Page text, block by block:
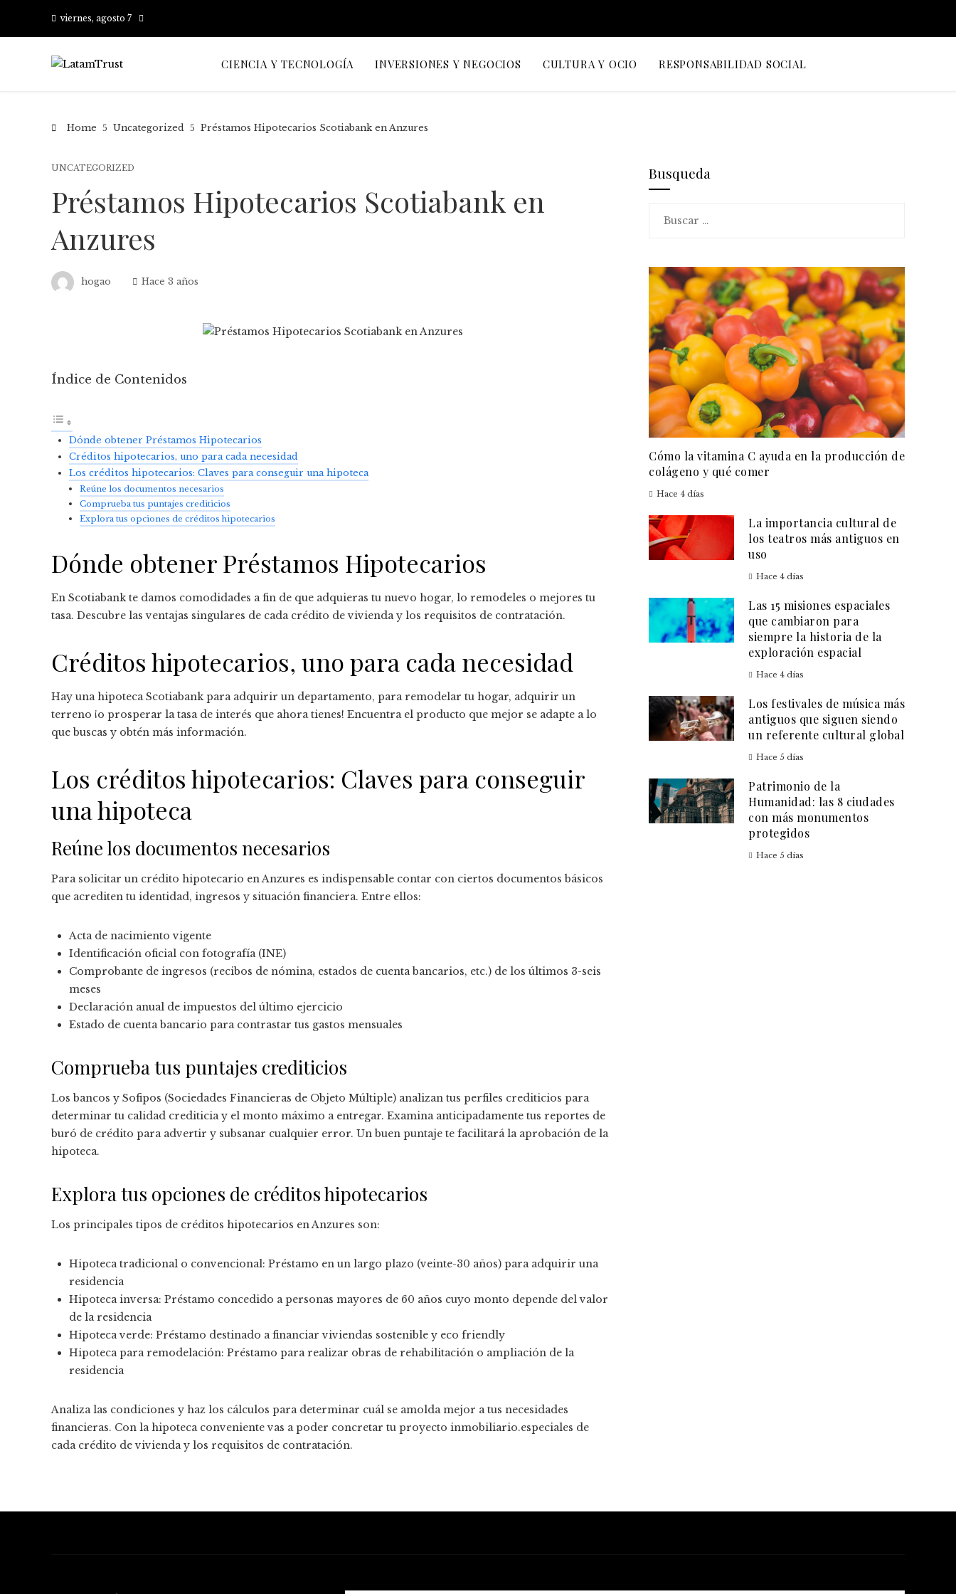
viernes, agosto 7
CIENCIA Y TECNOLOGÍA INVERSIONES Y NEGOCIOS CULTURA Y OCIO RESPONSABILIDAD SOCIAL
Home Uncategorized Préstamos Hipotecarios Scotiabank en Anzures
UNCATEGORIZED
Préstamos Hipotecarios Scotiabank en
Anzures
hogao Hace 3 años
Índice de Contenidos
Dónde obtener Préstamos Hipotecarios
Créditos hipotecarios, uno para cada necesidad
Los créditos hipotecarios: Claves para conseguir una hipoteca
Reúne los documentos necesarios
Comprueba tus puntajes crediticios
Explora tus opciones de créditos hipotecarios
Dónde obtener Préstamos Hipotecarios
En Scotiabank te damos comodidades a fin de que adquieras tu nuevo hogar, lo remodeles o mejores tu
tasa. Descubre las ventajas singulares de cada crédito de vivienda y los requisitos de contratación.
Créditos hipotecarios, uno para cada necesidad
Hay una hipoteca Scotiabank para adquirir un departamento, para remodelar tu hogar, adquirir un
terreno ¡o prosperar la tasa de interés que ahora tienes! Encuentra el producto que mejor se adapte a lo
que buscas y obtén más información.
Los créditos hipotecarios: Claves para conseguir
una hipoteca
Reúne los documentos necesarios
Para solicitar un crédito hipotecario en Anzures es indispensable contar con ciertos documentos básicos
que acrediten tu identidad, ingresos y situación financiera. Entre ellos:
Acta de nacimiento vigente
Identificación oficial con fotografía (INE)
Comprobante de ingresos (recibos de nómina, estados de cuenta bancarios, etc.) de los últimos 3-seis
meses
Declaración anual de impuestos del último ejercicio
Estado de cuenta bancario para contrastar tus gastos mensuales
Comprueba tus puntajes crediticios
Los bancos y Sofipos (Sociedades Financieras de Objeto Múltiple) analizan tus perfiles crediticios para
determinar tu calidad crediticia y el monto máximo a entregar. Examina anticipadamente tus reportes de
buró de crédito para advertir y subsanar cualquier error. Un buen puntaje te facilitará la aprobación de la
hipoteca.
Explora tus opciones de créditos hipotecarios
Los principales tipos de créditos hipotecarios en Anzures son:
Hipoteca tradicional o convencional: Préstamo en un largo plazo (veinte-30 años) para adquirir una
residencia
Hipoteca inversa: Préstamo concedido a personas mayores de 60 años cuyo monto depende del valor
de la residencia
Hipoteca verde: Préstamo destinado a financiar viviendas sostenible y eco friendly
Hipoteca para remodelación: Préstamo para realizar obras de rehabilitación o ampliación de la
residencia
Analiza las condiciones y haz los cálculos para determinar cuál se amolda mejor a tus necesidades
financieras. Con la hipoteca conveniente vas a poder concretar tu proyecto inmobiliario.especiales de
cada crédito de vivienda y los requisitos de contratación.
Busqueda
Cómo la vitamina C ayuda en la producción de
colágeno y qué comer
Hace 4 días
La importancia cultural de
los teatros más antiguos en
uso
Hace 4 días
Las 15 misiones espaciales
que cambiaron para
siempre la historia de la
exploración espacial
Hace 4 días
Los festivales de música más
antiguos que siguen siendo
un referente cultural global
Hace 5 días
Patrimonio de la
Humanidad: las 8 ciudades
con más monumentos
protegidos
Hace 5 días